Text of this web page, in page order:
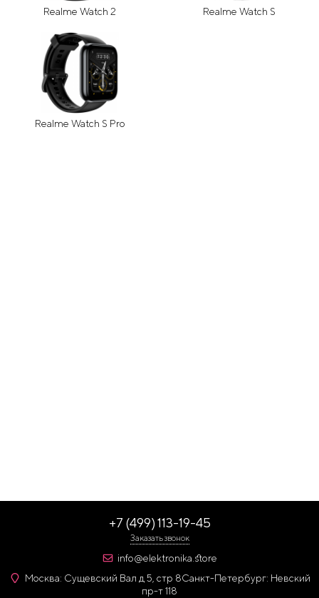
Realme Watch 2 Realme Watch S
Realme Watch S Pro
+7 (499) 113-19-45
Заказать звонок
info@elektronika.store
Москва: Сущевский Вал д 5, стр 8Санкт-Петербург: Невский
пр-т 118